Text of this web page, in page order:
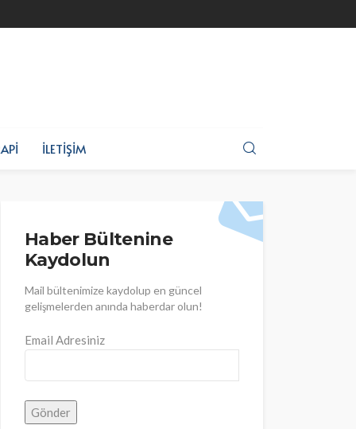
İLETIŞIM
Haber Bültenine
Kaydolun
Mail bültenimize kaydolup en güncel
gelişmelerden anında haberdar olun!
Email Adresiniz